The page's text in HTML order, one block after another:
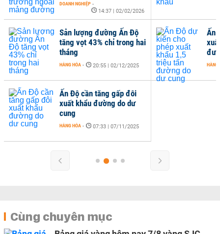
DOANH NGHIỆP -
14:37 | 02/02/2026
Sản lượng đường Ấn Độ
tăng vọt 43% chỉ trong hai
tháng
HÀNG HÓA - 20:55 | 02/12/2025
Ấn
HÀNG
Ấn Độ cần tăng gấp đôi
xuất khẩu đường do dư
cung
HÀNG HÓA - 07:33 | 07/11/2025
Cùng chuyên mục